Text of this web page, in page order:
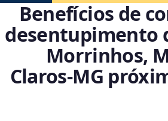
Benefícios de
desentupimento
Morrinhos,
Claros‑MG